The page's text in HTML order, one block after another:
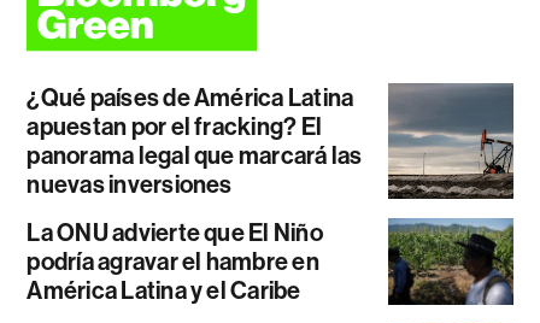
¿Qué países de América Latina
apuestan por el fracking? El
panorama legal que marcará las
nuevas inversiones
La ONU advierte que El Niño
podría agravar el hambre en
América Latina y el Caribe